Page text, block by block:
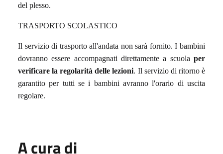
del plesso.
TRASPORTO SCOLASTICO
Il servizio di trasporto all'andata non sarà fornito. I bambini
dovranno essere accompagnati direttamente a scuola per
verificare la regolarità delle lezioni. Il servizio di ritorno è
garantito per tutti se i bambini avranno l'orario di uscita
regolare.
A cura di